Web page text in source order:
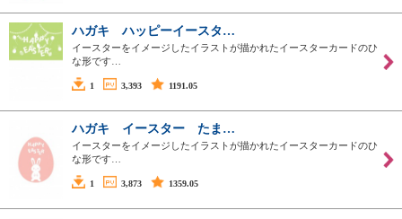
ハガキ ハッピーイースタ…
イースターをイメージしたイラストが描かれたイースターカードのひ
な形です…
1 3,393 1191.05
ハガキ イースター たま…
イースターをイメージしたイラストが描かれたイースターカードのひ
な形です…
1 3,873 1359.05